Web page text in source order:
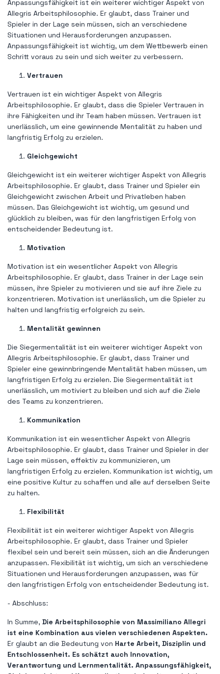
Anpassungsfähigkeit ist ein weiterer wichtiger Aspekt von
Allegris Arbeitsphilosophie. Er glaubt, dass Trainer und
Spieler in der Lage sein müssen, sich an verschiedene
Situationen und Herausforderungen anzupassen.
Anpassungsfähigkeit ist wichtig, um dem Wettbewerb einen
Schritt voraus zu sein und sich weiter zu verbessern.
Vertrauen
Vertrauen ist ein wichtiger Aspekt von Allegris
Arbeitsphilosophie. Er glaubt, dass die Spieler Vertrauen in
ihre Fähigkeiten und ihr Team haben müssen. Vertrauen ist
unerlässlich, um eine gewinnende Mentalität zu haben und
langfristig Erfolg zu erzielen.
Gleichgewicht
Gleichgewicht ist ein weiterer wichtiger Aspekt von Allegris
Arbeitsphilosophie. Er glaubt, dass Trainer und Spieler ein
Gleichgewicht zwischen Arbeit und Privatleben haben
müssen. Das Gleichgewicht ist wichtig, um gesund und
glücklich zu bleiben, was für den langfristigen Erfolg von
entscheidender Bedeutung ist.
Motivation
Motivation ist ein wesentlicher Aspekt von Allegris
Arbeitsphilosophie. Er glaubt, dass Trainer in der Lage sein
müssen, ihre Spieler zu motivieren und sie auf ihre Ziele zu
konzentrieren. Motivation ist unerlässlich, um die Spieler zu
halten und langfristig erfolgreich zu sein.
Mentalität gewinnen
Die Siegermentalität ist ein weiterer wichtiger Aspekt von
Allegris Arbeitsphilosophie. Er glaubt, dass Trainer und
Spieler eine gewinnbringende Mentalität haben müssen, um
langfristigen Erfolg zu erzielen. Die Siegermentalität ist
unerlässlich, um motiviert zu bleiben und sich auf die Ziele
des Teams zu konzentrieren.
Kommunikation
Kommunikation ist ein wesentlicher Aspekt von Allegris
Arbeitsphilosophie. Er glaubt, dass Trainer und Spieler in der
Lage sein müssen, effektiv zu kommunizieren, um
langfristigen Erfolg zu erzielen. Kommunikation ist wichtig, um
eine positive Kultur zu schaffen und alle auf derselben Seite
zu halten.
Flexibilität
Flexibilität ist ein weiterer wichtiger Aspekt von Allegris
Arbeitsphilosophie. Er glaubt, dass Trainer und Spieler
flexibel sein und bereit sein müssen, sich an die Änderungen
anzupassen. Flexibilität ist wichtig, um sich an verschiedene
Situationen und Herausforderungen anzupassen, was für
den langfristigen Erfolg von entscheidender Bedeutung ist.
- Abschluss:
In Summe, Die Arbeitsphilosophie von Massimiliano Allegri
ist eine Kombination aus vielen verschiedenen Aspekten.
Er glaubt an die Bedeutung von Harte Arbeit, Disziplin und
Entschlossenheit. Es schätzt auch Innovation,
Verantwortung und Lernmentalität. Anpassungsfähigkeit,